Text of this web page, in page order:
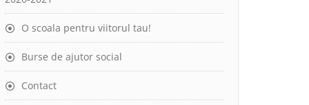
O scoala pentru viitorul tau!
Burse de ajutor social
Contact